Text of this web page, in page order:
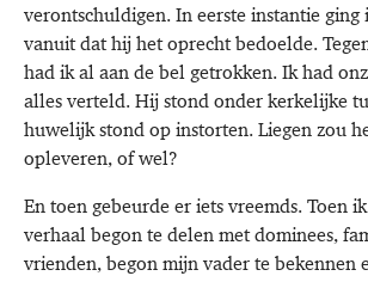
verontschuldigen. In eerste instantie ging
vanuit dat hij het oprecht bedoelde.
had ik al aan de bel getrokken. Ik had
alles verteld. Hij stond onder kerkelijke
huwelijk stond op instorten. Liegen zou
opleveren, of wel?
En toen gebeurde er iets vreemds. Toen
verhaal begon te delen met dominees,
vrienden, begon mijn vader te bekennen